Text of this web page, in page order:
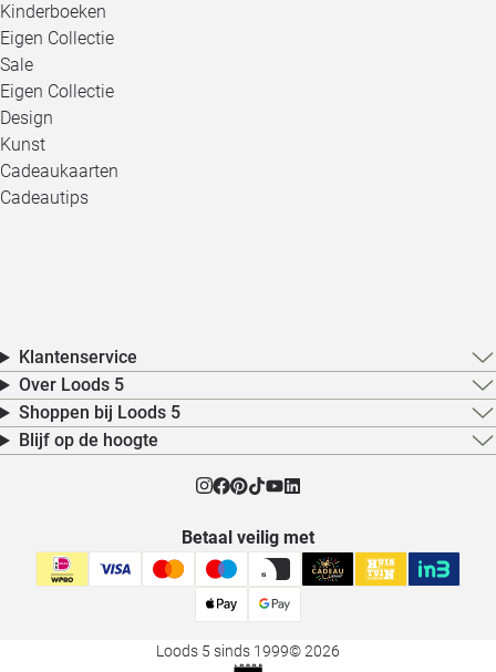
Kinderboeken
Eigen Collectie
Sale
Eigen Collectie
Design
Kunst
Cadeaukaarten
Cadeautips
Klantenservice
Over Loods 5
Shoppen bij Loods 5
Blijf op de hoogte
Betaal veilig met
Loods 5 sinds 1999© 2026